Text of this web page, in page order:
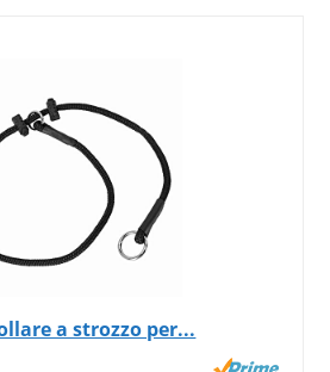
a strozzo per...